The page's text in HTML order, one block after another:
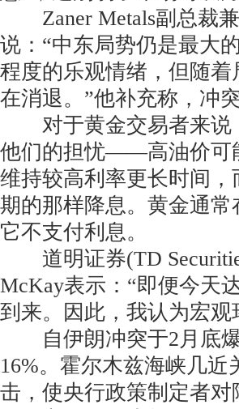
Zaner Metals副总裁兼
说：“中东局势仍是最大
程度的乐观情绪，但随
在消退。”他补充称，冲
对于黄金交易者来说
他们的担忧——高油价可
维持较高利率更长时间
期的那样降息。黄金通
它不支付利息。
道明证券(TD
McKay表示：“即便今天
到来。因此，我认为宏
自伊朗冲突于2月底爆
16%。霍尔木兹海峡几
击，使央行政策制定者